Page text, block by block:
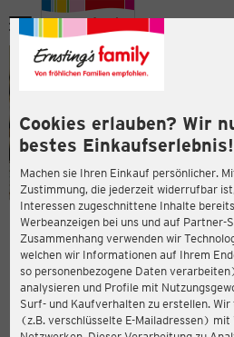
Cookies erlauben? Wir
bestes Einkaufserlebnis!
Machen sie Ihren Einkauf persönlicher.
Zustimmung, die jederzeit widerrufbar
Interessen zugeschnittene Inhalte
Werbeanzeigen bei uns und auf Partner-
Zusammenhang verwenden wir
welchen wir Informationen auf Ihrem
so personenbezogene Daten
analysieren und Profile mit
Surf- und Kaufverhalten zu erstellen.
(z.B. verschlüsselte E-Mailadressen)
Menü
ERNSTING'S
Marzahner
12679
4,0